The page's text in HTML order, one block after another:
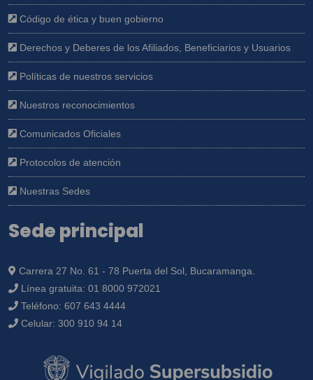
Código de ética y buen gobierno
Derechos y Deberes de los Afiliados, Beneficiarios y Usuarios
Políticas de nuestros servicios
Nuestros reconocimientos
Comunicados Oficiales
Protocolos de atención
Nuestras Sedes
Sede principal
Carrera 27 No. 61 - 78 Puerta del Sol, Bucaramanga.
Línea gratuita: 01 8000 972021
Teléfono: 607 643 4444
Celular: 300 910 94 14